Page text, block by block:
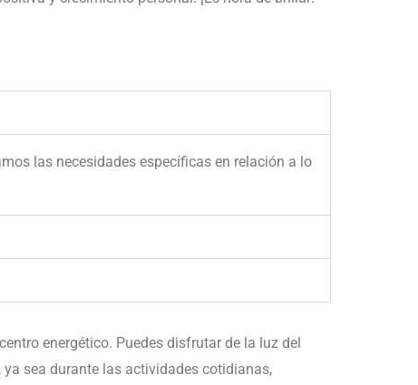
las necesidades específicas en relación a lo
energético. Puedes disfrutar de la luz del
sea durante las actividades cotidianas,